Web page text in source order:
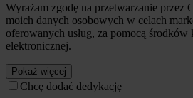
Wyrażam zgodę na przetwarzanie przez
moich danych osobowych w celach
oferowanych usług, za pomocą
elektronicznej.
Pokaż więcej
Chcę dodać dedykację